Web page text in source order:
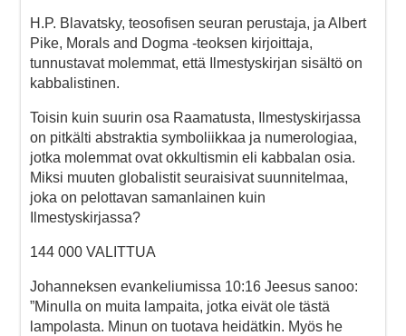
H.P. Blavatsky, teosofisen seuran perustaja, ja Albert
Pike, Morals and Dogma -teoksen kirjoittaja,
tunnustavat molemmat, että Ilmestyskirjan sisältö on
kabbalistinen.
Toisin kuin suurin osa Raamatusta, Ilmestyskirjassa
on pitkälti abstraktia symboliikkaa ja numerologiaa,
jotka molemmat ovat okkultismin eli kabbalan osia.
Miksi muuten globalistit seuraisivat suunnitelmaa,
joka on pelottavan samanlainen kuin
Ilmestyskirjassa?
144 000 VALITTUA
Johanneksen evankeliumissa 10:16 Jeesus sanoo:
”Minulla on muita lampaita, jotka eivät ole tästä
lampolasta. Minun on tuotava heidätkin. Myös he